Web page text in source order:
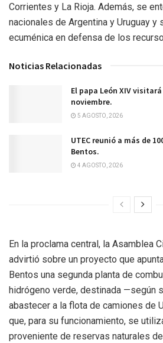
Corrientes y La Rioja. Además, se
nacionales de Argentina y Uruguay y
ecuménica en defensa de los
Noticias Relacionadas
El papa León XIV
noviembre.
5 AGOSTO, 2026
UTEC reunió a más de
Bentos.
4 AGOSTO, 2026
En la proclama central, la Asamblea
advirtió sobre un proyecto que
Bentos una segunda planta de
hidrógeno verde, destinada —según
abastecer a la flota de camiones de
que, para su funcionamiento, se
proveniente de reservas naturales